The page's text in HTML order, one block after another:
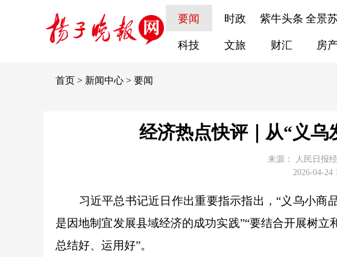
要闻 时政 紫牛头条 全景
科技 文旅 财汇 房
首页 > 新闻中心 > 要闻
经济热点快评｜从“义乌
来源：
人民日报
2026-04-24
习近平总书记近日作出重要指示指出，“义乌小商
是因地制宜发展县域经济的成功实践”“要结合开展树
总结好、运用好”。